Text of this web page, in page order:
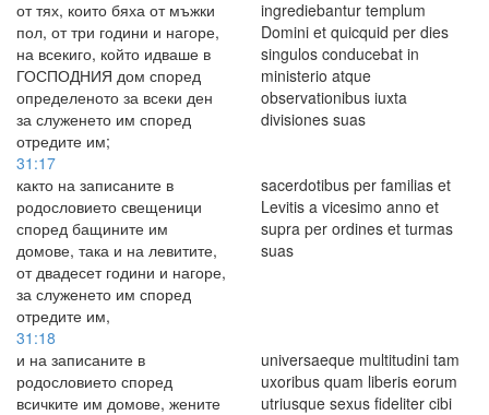
от тях, които бяха от мъжки
пол, от три години и нагоре,
на всекиго, който идваше в
ГОСПОДНИЯ дом според
определеното за всеки ден
за служенето им според
отредите им;
ingrediebantur templum
Domini et quicquid per dies
singulos conducebat in
ministerio atque
observationibus iuxta
divisiones suas
31:17
както на записаните в
родословието свещеници
според бащините им
домове, така и на левитите,
от двадесет години и нагоре,
за служенето им според
отредите им,
sacerdotibus per familias et
Levitis a vicesimo anno et
supra per ordines et turmas
suas
31:18
и на записаните в
родословието според
всичките им домове, жените
universaeque multitudini tam
uxoribus quam liberis eorum
utriusque sexus fideliter cibi